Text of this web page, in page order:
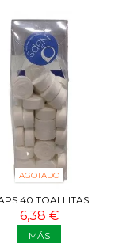
AGOTADO
40 TOALLITAS
6,38 €
MÁS